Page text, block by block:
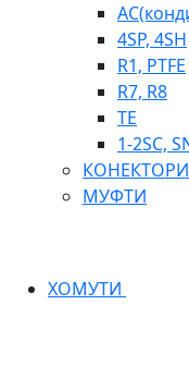
4SP, 4SH
R1, PTFE
R7, R8
TE
1-2SC,
КОНЕКТОРИ
МУФТИ
ХОМУТИ